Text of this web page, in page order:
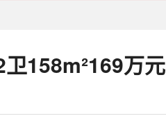
158m²169万元